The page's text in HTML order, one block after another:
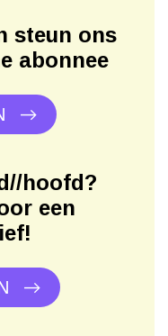
steun ons
abonnee
hoofd?
een